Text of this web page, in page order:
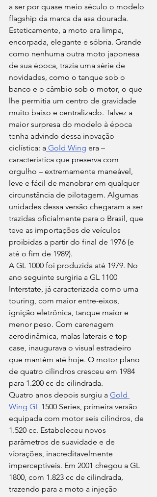
a ser por quase meio século o modelo
flagship da marca da asa dourada.
Esteticamente, a moto era limpa,
encorpada, elegante e sóbria. Grande
como nenhuma outra moto japonesa
de sua época, trazia uma série de
novidades, como o tanque sob o
banco e o câmbio sob o motor, o que
lhe permitia um centro de gravidade
muito baixo e centralizado. Talvez a
maior surpresa do modelo à época
tenha advindo dessa inovação
ciclística: a Gold Wing era –
característica que preserva com
orgulho – extremamente maneável,
leve e fácil de manobrar em qualquer
circunstância de pilotagem. Algumas
unidades dessa versão chegaram a ser
trazidas oficialmente para o Brasil, que
teve as importações de veículos
proibidas a partir do final de 1976 (e
até o fim de 1989).
A GL 1000 foi produzida até 1979. No
ano seguinte surgiria a GL 1100
Interstate, já caracterizada como uma
touring, com maior entre-eixos,
ignição eletrônica, tanque maior e
menor peso. Com carenagem
aerodinâmica, malas laterais e top-
case, inaugurava o visual estradeiro
que mantém até hoje. O motor plano
de quatro cilindros cresceu em 1984
para 1.200 cc de cilindrada.
Quatro anos depois surgiu a Gold
Wing GL 1500 Series, primeira versão
equipada com motor seis cilindros, de
1.520 cc. Estabeleceu novos
parâmetros de suavidade e de
vibrações, inacreditavelmente
imperceptíveis. Em 2001 chegou a GL
1800, com 1.823 cc de cilindrada,
trazendo para a moto a injeção